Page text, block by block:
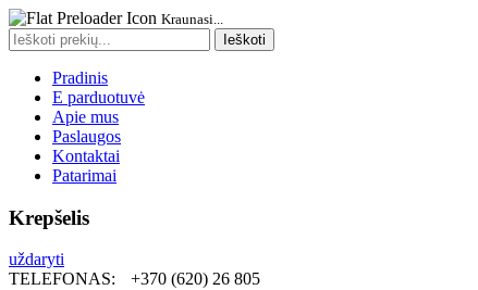
Kraunasi...
Search
for:
Ieškoti
Pradinis
E parduotuvė
Apie mus
Paslaugos
Kontaktai
Patarimai
Krepšelis
uždaryti
TELEFONAS:
+370 (620) 26 805